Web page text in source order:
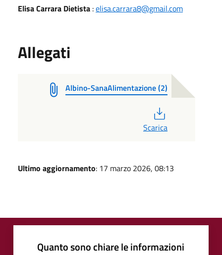
Elisa Carrara Dietista :elisa.carrara8@gmail.com
Allegati
Albino-SanaAlimentazione (2)
Scarica
Ultimo aggiornamento: 17 marzo 2026, 08:13
Quanto sono chiare le informazioni